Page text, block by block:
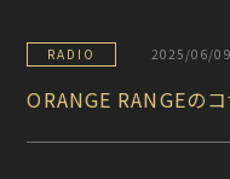
RADIO 2025/06/09
ORANGE RANGEの